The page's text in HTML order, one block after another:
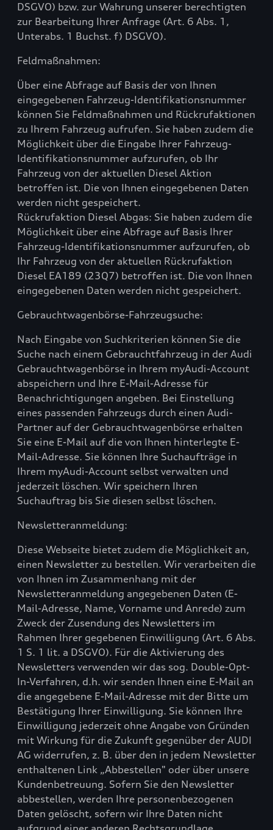
DSGVO) bzw. zur Wahrung unserer berechtigten
zur Bearbeitung Ihrer Anfrage (Art. 6 Abs. 1,
Unterabs. 1 Buchst. f) DSGVO).
Feldmaßnahmen:
Über eine Abfrage auf Basis der von Ihnen
eingegebenen Fahrzeug-Identifikationsnummer
können Sie Feldmaßnahmen und Rückrufaktionen
zu Ihrem Fahrzeug aufrufen. Sie haben zudem die
Möglichkeit über die Eingabe Ihrer Fahrzeug-
Identifikationsnummer aufzurufen, ob Ihr
Fahrzeug von der aktuellen Diesel Aktion
betroffen ist. Die von Ihnen eingegebenen Daten
werden nicht gespeichert.
Rückrufaktion Diesel Abgas: Sie haben zudem die
Möglichkeit über eine Abfrage auf Basis Ihrer
Fahrzeug-Identifikationsnummer aufzurufen, ob
Ihr Fahrzeug von der aktuellen Rückrufaktion
Diesel EA189 (23Q7) betroffen ist. Die von Ihnen
eingegebenen Daten werden nicht gespeichert.
Gebrauchtwagenbörse-Fahrzeugsuche:
Nach Eingabe von Suchkriterien können Sie die
Suche nach einem Gebrauchtfahrzeug in der Audi
Gebrauchtwagenbörse in Ihrem myAudi-Account
abspeichern und Ihre E-Mail-Adresse für
Benachrichtigungen angeben. Bei Einstellung
eines passenden Fahrzeugs durch einen Audi-
Partner auf der Gebrauchtwagenbörse erhalten
Sie eine E-Mail auf die von Ihnen hinterlegte E-
Mail-Adresse. Sie können Ihre Suchaufträge in
Ihrem myAudi-Account selbst verwalten und
jederzeit löschen. Wir speichern Ihren
Suchauftrag bis Sie diesen selbst löschen.
Newsletteranmeldung:
Diese Webseite bietet zudem die Möglichkeit an,
einen Newsletter zu bestellen. Wir verarbeiten die
von Ihnen im Zusammenhang mit der
Newsletteranmeldung angegebenen Daten (E-
Mail-Adresse, Name, Vorname und Anrede) zum
Zweck der Zusendung des Newsletters im
Rahmen Ihrer gegebenen Einwilligung (Art. 6 Abs.
1 S. 1 lit. a DSGVO). Für die Aktivierung des
Newsletters verwenden wir das sog. Double-Opt-
In-Verfahren, d.h. wir senden Ihnen eine E-Mail an
die angegebene E-Mail-Adresse mit der Bitte um
Bestätigung Ihrer Einwilligung. Sie können Ihre
Einwilligung jederzeit ohne Angabe von Gründen
mit Wirkung für die Zukunft gegenüber der AUDI
AG widerrufen, z. B. über den in jedem Newsletter
enthaltenen Link „Abbestellen" oder über unsere
Kundenbetreuung. Sofern Sie den Newsletter
abbestellen, werden Ihre personenbezogenen
Daten gelöscht, sofern wir Ihre Daten nicht